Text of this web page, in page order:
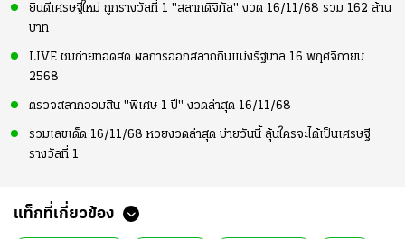
ยินดีเศรษฐีใหม่ ถูกรางวัลที่ 1 "สลากดิจิทัล" งวด 16/11/68 รวม 162 ล้าน
บาท
LIVE ชมถ่ายทอดสด ผลการออกสลากกินแบ่งรัฐบาล 16 พฤศจิกายน
2568
ตรวจสลากออมสิน "พิเศษ 1 ปี" งวดล่าสุด 16/11/68
รวมเลขเด็ด 16/11/68 หวยงวดล่าสุด บ่ายวันนี้ ลุ้นใครจะได้เป็นเศรษฐี
รางวัลที่ 1
แท็กที่เกี่ยวข้อง